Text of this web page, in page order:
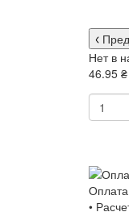
Нет в
46.95 ₴
Оплата
•